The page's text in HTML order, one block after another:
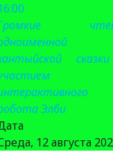
Элби
12 августа